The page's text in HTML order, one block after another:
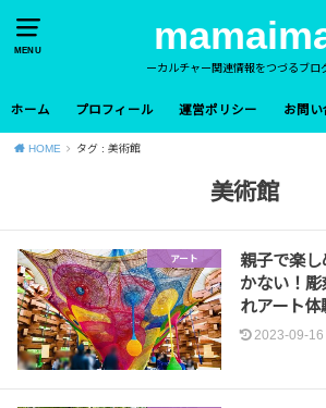
MENU
ーカルチャー関連情報をつづるブロ
ホーム プロフィール 運営ポリシー お問い
HOME タグ : 美術館
美術館
アート
親子で楽
かない！
れアート体
2023-09-16